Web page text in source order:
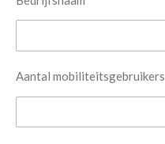
Aantal mobiliteitsgebruikers